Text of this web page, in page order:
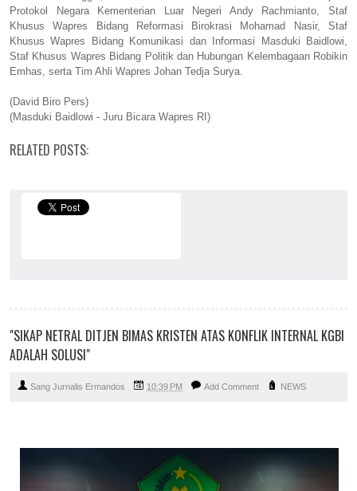
Protokol Negara Kementerian Luar Negeri Andy Rachmianto, Staf
Khusus Wapres Bidang Reformasi Birokrasi Mohamad Nasir, Staf
Khusus Wapres Bidang Komunikasi dan Informasi Masduki Baidlowi,
Staf Khusus Wapres Bidang Politik dan Hubungan Kelembagaan Robikin
Emhas, serta Tim Ahli Wapres Johan Tedja Surya.
(David Biro Pers)
(Masduki Baidlowi - Juru Bicara Wapres RI)
RELATED POSTS:
"SIKAP NETRAL DITJEN BIMAS KRISTEN ATAS KONFLIK INTERNAL KGBI
ADALAH SOLUSI"
Sang Jurnalis Ermandos 10:39 PM Add Comment NEWS